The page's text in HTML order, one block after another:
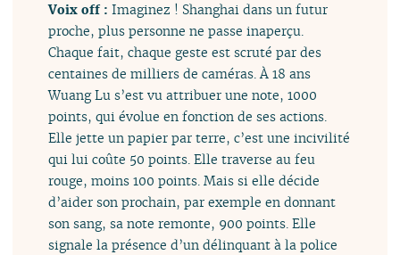
Voix off :Imaginez ! Shanghai dans un futur
proche, plus personne ne passe inaperçu.
Chaque fait, chaque geste est scruté par des
centaines de milliers de caméras. À 18 ans
Wuang Lu s’est vu attribuer une note, 1000
points, qui évolue en fonction de ses actions.
Elle jette un papier par terre, c’est une incivilité
qui lui coûte 50 points. Elle traverse au feu
rouge, moins 100 points. Mais si elle décide
d’aider son prochain, par exemple en donnant
son sang, sa note remonte, 900 points. Elle
signale la présence d’un délinquant à la police